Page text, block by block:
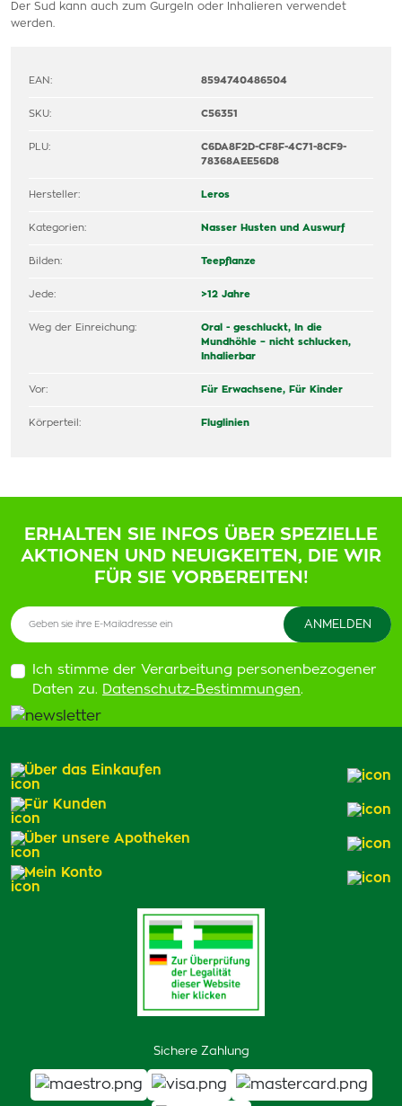
Der Sud kann auch zum Gurgeln oder Inhalieren verwendet
werden.
EAN: 8594740486504
SKU: C56351
PLU:
C6DA8F2D-CF8F-4C71-8CF9-
78368AEE56D8
Hersteller: Leros
Kategorien: Nasser Husten und Auswurf
Bilden: Teepflanze
Jede: >12 Jahre
Weg der Einreichung: Oral - geschluckt,
In die
Mundhöhle – nicht schlucken,
Inhalierbar
Vor: Für Erwachsene, Für Kinder
Körperteil: Fluglinien
ERHALTEN SIE INFOS ÜBER SPEZIELLE
AKTIONEN UND NEUIGKEITEN, DIE WIR
FÜR SIE VORBEREITEN!
Ich stimme der Verarbeitung personenbezogener
Daten zu. Datenschutz-Bestimmungen.
Sichere Zahlung
Über das Einkaufen
Für Kunden
Über unsere Apotheken
Mein Konto